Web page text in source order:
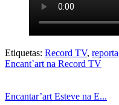
Etiquetas: Record TV,
Encant`art na Record TV
Encantar’art Esteve na E...